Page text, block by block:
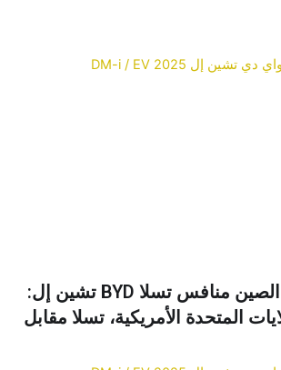
منافس تيسلا الصين منافس تسلا BYD تشين إل:
المتحدة الأمريكية، تسلا مقابل